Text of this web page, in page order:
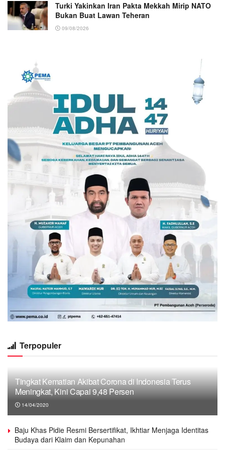
Turki Yakinkan Iran Pakta Mekkah Mirip NATO
Bukan Buat Lawan Teheran
09/08/2026
Terpopuler
Tingkat Kematian Akibat Corona di Indonesia Terus
Meningkat, Kini Capai 9,48 Persen
14/04/2020
Baju Khas Pidie Resmi Bersertifikat, Ikhtiar Menjaga Identitas
Budaya dari Klaim dan Kepunahan